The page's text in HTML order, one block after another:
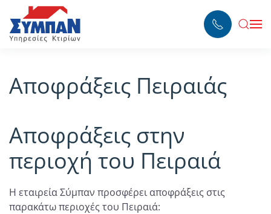
Skip to main content
Αποφράξεις Πειραιάς
Αποφράξεις στην
περιοχή του Πειραιά
Η εταιρεία Σύμπαν προσφέρει αποφράξεις στις
παρακάτω περιοχές του Πειραιά: